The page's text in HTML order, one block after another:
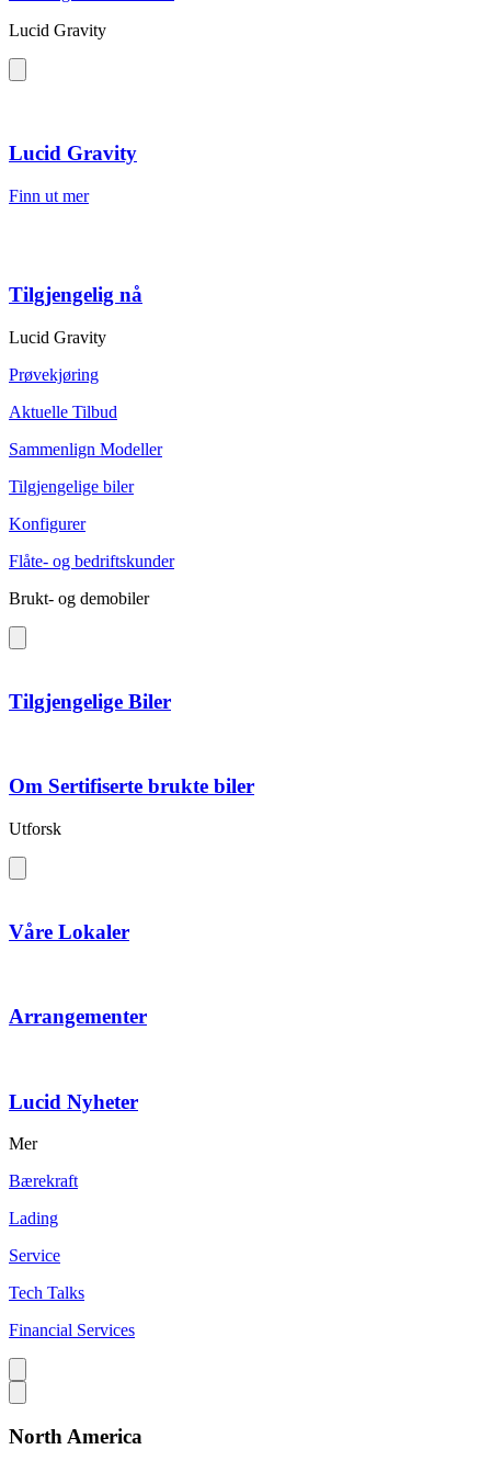
Lucid Gravity
Lucid Gravity
Finn ut mer
Tilgjengelig nå
Lucid Gravity
Prøvekjøring
Aktuelle Tilbud
Sammenlign Modeller
Tilgjengelige biler
Konfigurer
Flåte- og bedriftskunder
Brukt- og demobiler
Tilgjengelige Biler
Om Sertifiserte brukte biler
Utforsk
Våre Lokaler
Arrangementer
Lucid Nyheter
Mer
Bærekraft
Lading
Service
Tech Talks
Financial Services
North America